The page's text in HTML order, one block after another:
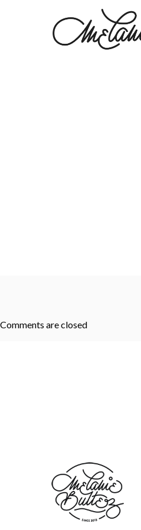
Comments are closed